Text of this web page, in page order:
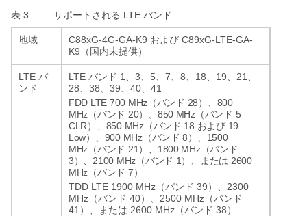
表 3. サポートされる LTE バンド
地域 C88xG-4G-GA-K9 および C89xG-LTE-GA-
K9 （国内未提供）
LTE バ
ンド
LTE バンド 1 3 5 7 8 18 19 21
28 38 39 40
41
FDD LTE 700 MHz （バンド 28 ）、 800
MHz （バンド 20）、 850 MHz（バンド 5
CLR ）、 850 MHz（バンド 18 および19
Low）、 900 MHz（バンド 8 ）、 1500
MHz （バンド 21 ）、 1800 MHz（バンド
3 ）、 2100 MHz （バンド 1 ）、または 2600
MHz （バンド 7 ）
TDD LTE 1900 MHz （バンド 39 ）、 2300
MHz （バンド 40）、 2500 MHz （バンド
41 ）、または 2600 MHz （バンド 38 ）